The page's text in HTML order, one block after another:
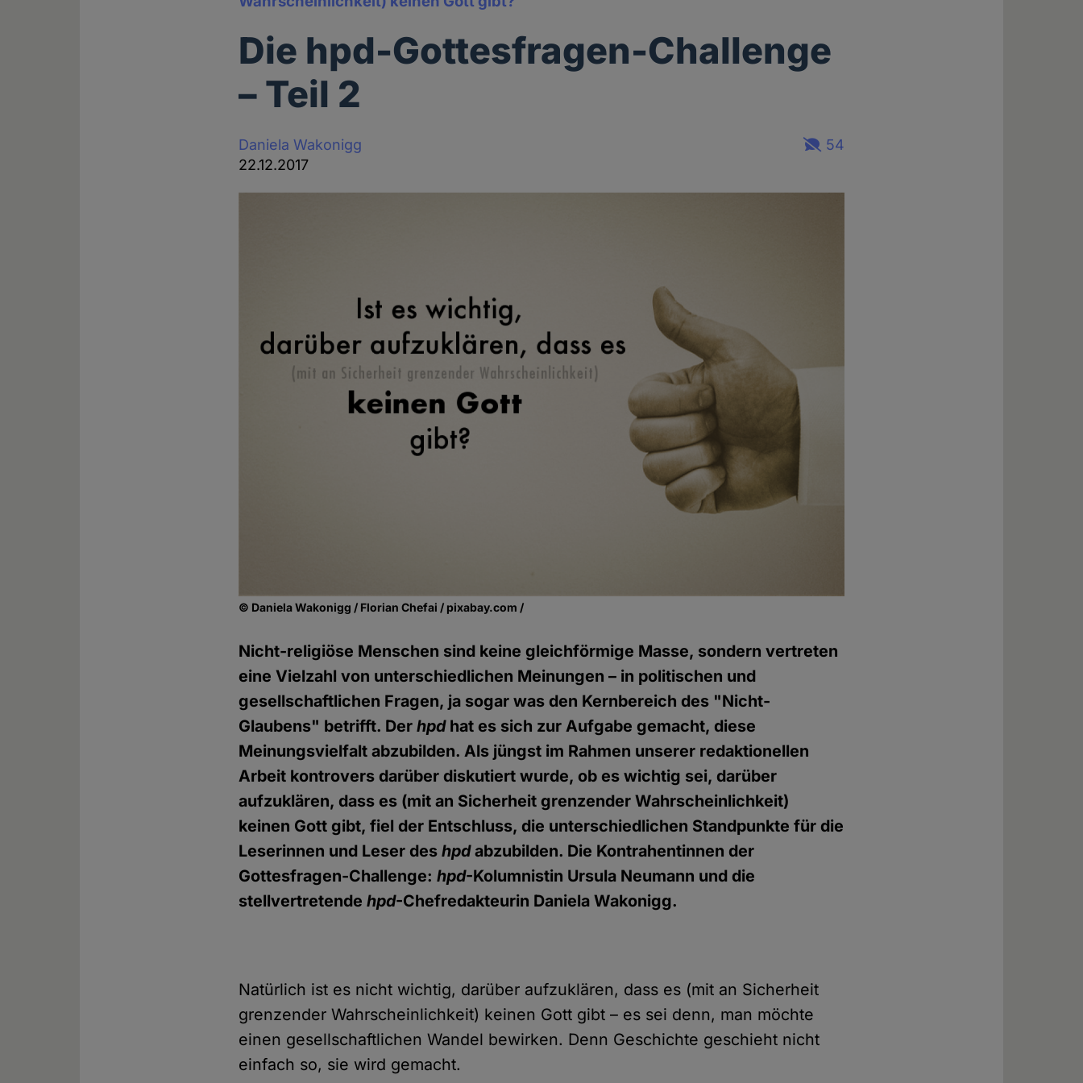
Die hpd-Gottesfragen-Challenge
– Teil 2
Daniela Wakonigg
22.12.2017
54
© Daniela Wakonigg / Florian Chefai / pixabay.com /
Nicht-religiöse Menschen sind keine gleichförmige Masse, sondern vertreten
eine Vielzahl von unterschiedlichen Meinungen – in politischen und
gesellschaftlichen Fragen, ja sogar was den Kernbereich des "Nicht-
Glaubens" betrifft. Derhpdhat es sich zur Aufgabe gemacht, diese
Meinungsvielfalt abzubilden. Als jüngst im Rahmen unserer redaktionellen
Arbeit kontrovers darüber diskutiert wurde, ob es wichtig sei, darüber
aufzuklären, dass es (mit an Sicherheit grenzender Wahrscheinlichkeit)
keinen Gott gibt, fiel der Entschluss, die unterschiedlichen Standpunkte für die
Leserinnen und Leser deshpdabzubilden. Die Kontrahentinnen der
Gottesfragen-Challenge:hpd-Kolumnistin Ursula Neumann und die
stellvertretendehpd-Chefredakteurin Daniela Wakonigg.
Natürlich ist es nicht wichtig, darüber aufzuklären, dass es (mit an Sicherheit
grenzender Wahrscheinlichkeit) keinen Gott gibt – es sei denn, man möchte
einen gesellschaftlichen Wandel bewirken. Denn Geschichte geschieht nicht
einfach so, sie wird gemacht.